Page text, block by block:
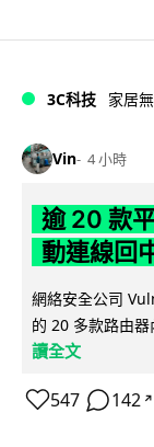
3C科技 家居
Vin 4 小時
逾 20 款
動連線回
網絡安全公司
的 20 多款路由
讀全文
547 142 ↗